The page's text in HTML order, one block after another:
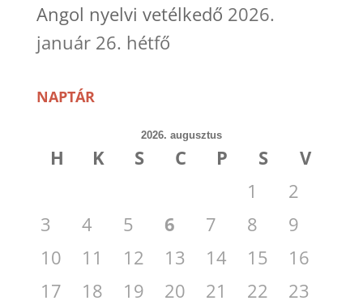
Angol nyelvi vetélkedő 2026.
január 26. hétfő
NAPTÁR
2026. augusztus
H K S C P S
V
1
2
3
4 5 6 7 8
9
10
11 12 13 14 15
16
17
18 19 20 21 22
23